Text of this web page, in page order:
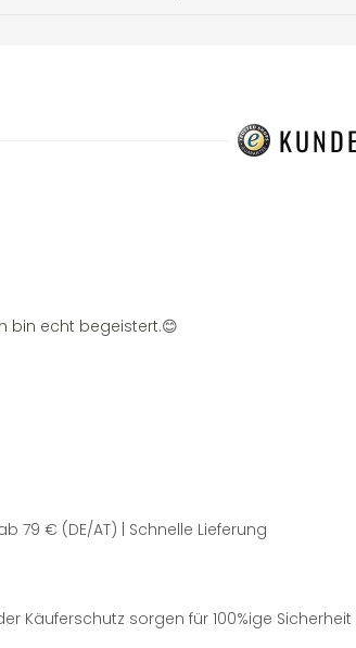
bin echt begeistert.😊
79 € (DE/AT) | Schnelle Lieferung
Käuferschutz sorgen für 100%ige Sicherheit